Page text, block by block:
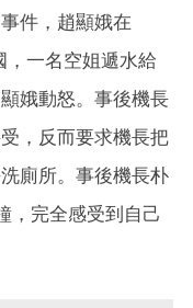
件，趙顯娥在
一名空姐遞水給
娥動怒。事後機長
，反而要求機長把
廁所。事後機長朴
，完全感受到自己